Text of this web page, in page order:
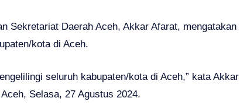
Sekretariat Daerah Aceh, Akkar Afarat, mengatakan
kota di Aceh.
seluruh kabupaten/kota di Aceh,” kata Akkar
Selasa, 27 Agustus 2024.